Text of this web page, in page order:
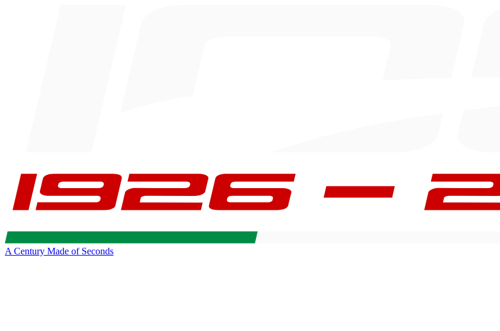
A Century Made of Seconds